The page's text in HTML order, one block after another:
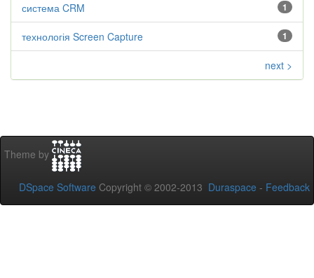
1
система CRM
1
технологія Screen Capture
next >
Theme by
DSpace Software Copyright © 2002-2013 Duraspace - Feedback